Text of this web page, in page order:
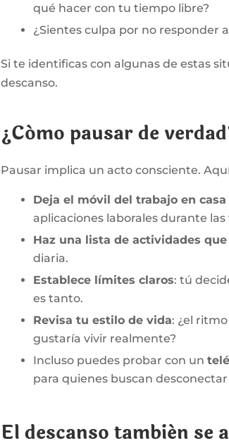
qué hacer con tu tiempo libre?
¿Sientes culpa por no responder
Si te identificas con algunas de estas
descanso.
¿Cómo pausar de
Pausar implica un acto consciente.
Deja el móvil del trabajo en casa
aplicaciones laborales durante las
Haz una lista de actividades
diaria.
Establece límites claros: tú
es tanto.
Revisa tu estilo de vida: ¿el
gustaría vivir realmente?
Incluso puedes probar con un
para quienes buscan
El descanso también se